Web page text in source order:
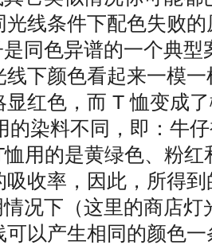
光线条件下配色失败
同色异谱的一个典型
线下颜色看起来一模
显红色，而 T 恤变成
的染料不同，即：牛
用的是黄绿色、粉
吸收率，因此，所得
况下（这里的商店灯
可以产生相同的颜色